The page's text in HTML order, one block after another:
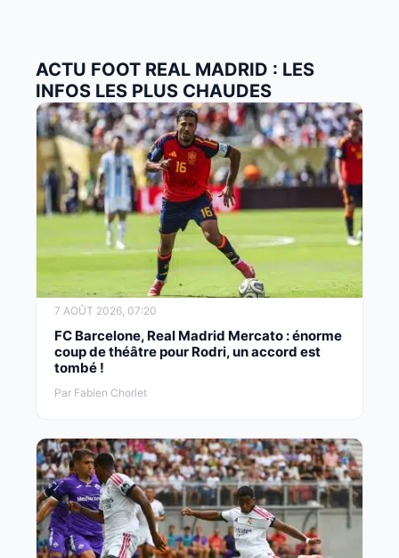
ACTU FOOT REAL MADRID : LES
INFOS LES PLUS CHAUDES
7 AOÛT 2026, 07:20
FC Barcelone, Real Madrid Mercato : énorme
coup de théâtre pour Rodri, un accord est
tombé !
Par Fabien Chorlet